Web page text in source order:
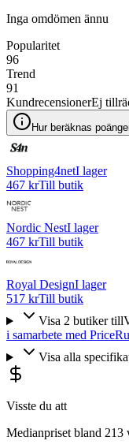
Inga omdömen ännu
Popularitet
96
Trend
91
KundrecensionerEj
Hur beräknas
Shopping4netI lager
467 krTill butik
Nordic NestI lager
467 krTill butik
Royal DesignI lager
517 krTill butik
Visa 2 butiker till
i samarbete med
Visa alla
Visste du att
Medianpriset bland 213